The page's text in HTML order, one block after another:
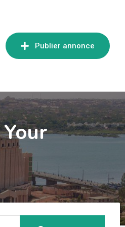
Publier annonce